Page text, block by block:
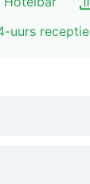
uurs receptie